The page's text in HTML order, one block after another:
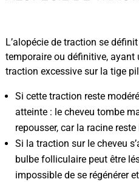
L’alopécie de traction se
temporaire ou définitive, ayant
traction excessive sur la tige
Si cette traction reste
atteinte : le cheveu tombe
repousser, car la racine
Si la traction sur le cheveu
bulbe folliculaire peut être
impossible de se régénérer